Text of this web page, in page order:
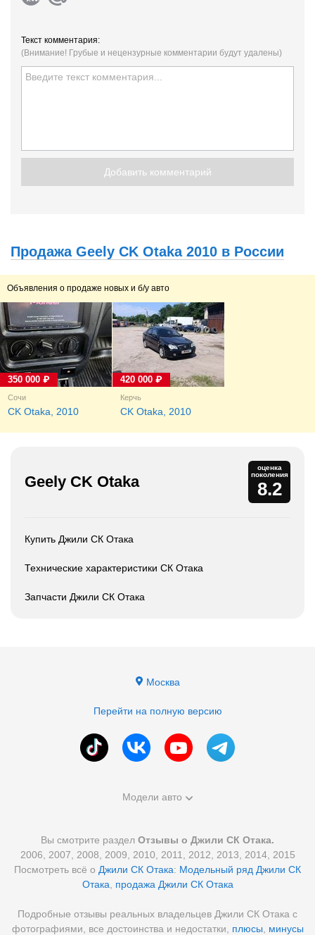
Текст комментария:
(Внимание! Грубые и нецензурные комментарии будут удалены)
Добавить комментарий
Продажа Geely CK Otaka 2010 в России
Объявления о продаже новых и б/у авто
Сочи
CK Otaka, 2010
350 000 ₽
Керчь
CK Otaka, 2010
420 000 ₽
Geely CK Otaka
оценка
поколения
8.2
Купить Джили СК Отака
Технические характеристики СК Отака
Запчасти Джили СК Отака
Москва
Перейти на полную версию
Модели авто
Вы смотрите раздел Отзывы о Джили СК Отака.
2006, 2007, 2008, 2009, 2010, 2011, 2012, 2013, 2014, 2015
Посмотреть всё о Джили СК Отака: Модельный ряд Джили СК
Отака
продажа Джили СК Отака
Подробные отзывы реальных владельцев Джили СК Отака с
фотографиями, все достоинства и недостатки, плюсы минусы